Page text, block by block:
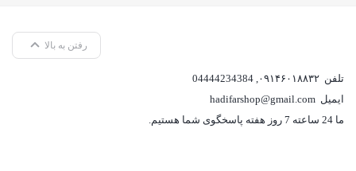
رفتن به بالا
تلفن ۰۹۱۴۶۰۱۸۸۳۲,
04444234384
ایمیل hadifarshop@gmail.com
ما 24 ساعته 7 روز هفته پاسخگوی شما هستیم.